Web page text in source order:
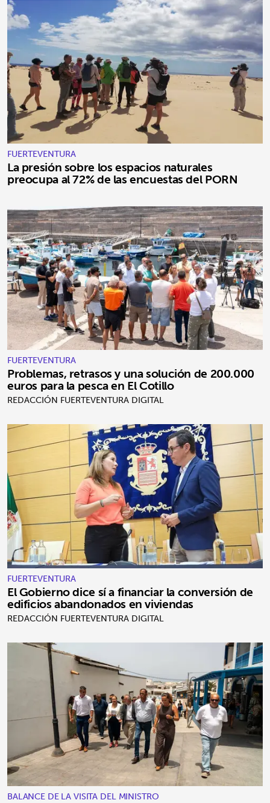
FUERTEVENTURA
La presión sobre los espacios naturales
preocupa al 72% de las encuestas del PORN
FUERTEVENTURA
Problemas, retrasos y una solución de 200.000
euros para la pesca en El Cotillo
REDACCIÓN FUERTEVENTURA DIGITAL
FUERTEVENTURA
El Gobierno dice sí a financiar la conversión de
edificios abandonados en viviendas
REDACCIÓN FUERTEVENTURA DIGITAL
BALANCE DE LA VISITA DEL MINISTRO